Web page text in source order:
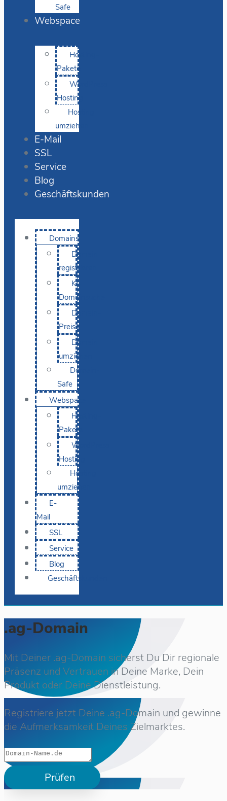
Safe
Webspace
Hosting-
Pakete
WordPress
Hosting
Hosting
umziehen
E-Mail
SSL
Service
Blog
Geschäftskunden
Domains
Domain
registrieren
KI-
Domainsuche
Domain-
Preise
Domain
umziehen
Domain-
Safe
Webspace
Hosting-
Pakete
WordPress
Hosting
Hosting
umziehen
E-
Mail
SSL
Service
Blog
Geschäftskunden
.ag-Domain
Mit Deiner .ag-Domain sicherst Du Dir regionale
Präsenz und Vertrauen in Deine Marke, Dein
Produkt oder Deine Dienstleistung.
Registriere jetzt Deine .ag-Domain und gewinne
die Aufmerksamkeit Deines Zielmarktes.
Prüfen